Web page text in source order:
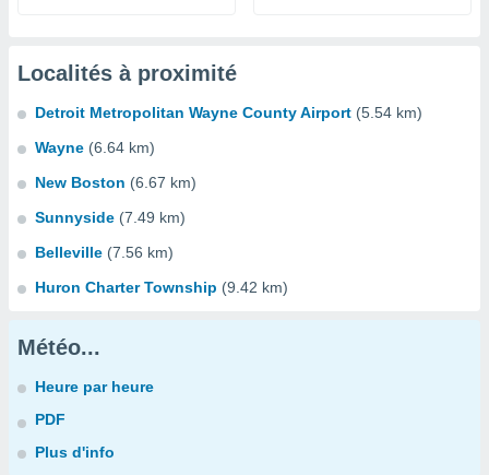
Localités à proximité
Detroit Metropolitan Wayne County Airport (5.54 km)
Wayne (6.64 km)
New Boston (6.67 km)
Sunnyside (7.49 km)
Belleville (7.56 km)
Huron Charter Township (9.42 km)
Météo...
Heure par heure
PDF
Plus d'info